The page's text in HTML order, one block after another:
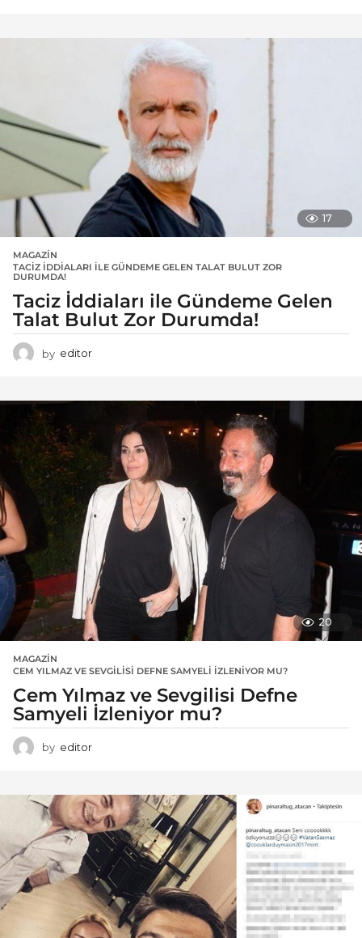
17
MAGAZIN
TACIZ İDDIALARI ILE GÜNDEME GELEN TALAT BULUT ZOR
DURUMDA!
Taciz İddiaları ile Gündeme Gelen
Talat Bulut Zor Durumda!
by editor
20
MAGAZIN
CEM YILMAZ VE SEVGILISI DEFNE SAMYELI İZLENIYOR MU?
Cem Yılmaz ve Sevgilisi Defne
Samyeli İzleniyor mu?
by editor